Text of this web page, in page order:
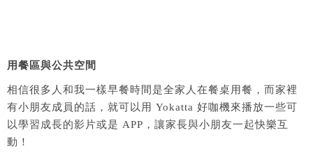
用餐區與公共空間
相信很多人和我一樣早餐時間是全家人在餐桌用餐，而家裡
有小朋友成員的話，就可以用 Yokatta 好咖機來播放一些可
以學習成長的影片或是 APP，讓家長與小朋友一起快樂互
動！